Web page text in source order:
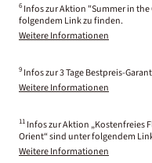
6 Infos zur Aktion "Summer in
folgendem Link zu finden.
Weitere Informationen
9 Infos zur 3 Tage Bestpreis-
Weitere Informationen
11 Infos zur Aktion „Kostenfreies
Orient“ sind unter folgendem
Weitere Informationen